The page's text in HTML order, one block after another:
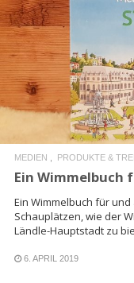
MEDIEN PRODUKTE &
Ein Wimmelbuch
Ein Wimmelbuch für
Schauplätzen, wie der
Ländle-Hauptstadt zu
6. APRIL 2019